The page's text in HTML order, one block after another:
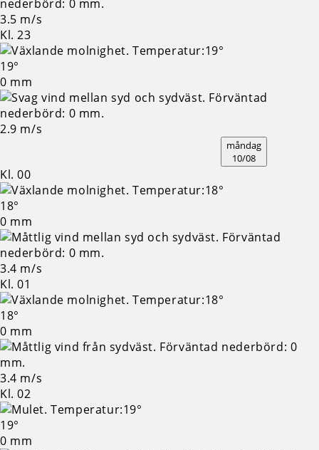
3.5 m/s
Kl. 23
19°
0 mm
2.9 m/s
måndag
10/08
Kl. 00
18°
0 mm
3.4 m/s
Kl. 01
18°
0 mm
3.4 m/s
Kl. 02
19°
0 mm